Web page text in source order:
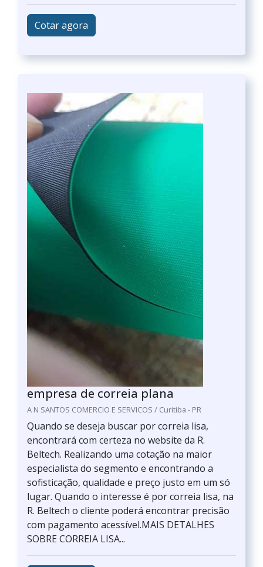
Cotar agora
empresa de correia plana
A N SANTOS COMERCIO E SERVICOS / Curitiba - PR
Quando se deseja buscar por correia lisa,
encontrará com certeza no website da R.
Beltech. Realizando uma cotação na maior
especialista do segmento e encontrando a
sofisticação, qualidade e preço justo em um só
lugar. Quando o interesse é por correia lisa, na
R. Beltech o cliente poderá encontrar precisão
com pagamento acessível.MAIS DETALHES
SOBRE CORREIA LISA...